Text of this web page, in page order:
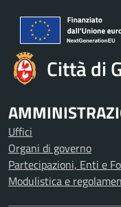
Città di
Uffici
Organi di governo
Partecipazioni, Enti e
Modulistica e